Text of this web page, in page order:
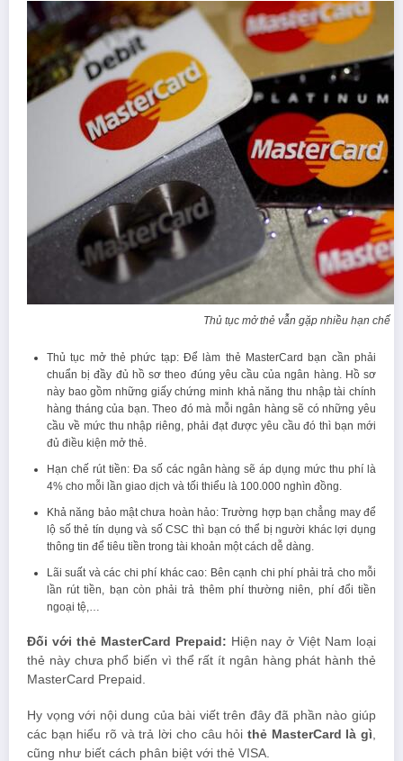
Thủ tục mở thẻ vẫn gặp nhiều hạn chế
Thủ tục mở thẻ phức tạp: Để làm thẻ MasterCard bạn cần phải
chuẩn bị đầy đủ hồ sơ theo đúng yêu cầu của ngân hàng. Hồ sơ
này bao gồm những giấy chứng minh khả năng thu nhập tài chính
hàng tháng của bạn. Theo đó mà mỗi ngân hàng sẽ có những yêu
cầu về mức thu nhập riêng, phải đạt được yêu cầu đó thì bạn mới
đủ điều kiện mở thẻ.
Hạn chế rút tiền: Đa số các ngân hàng sẽ áp dụng mức thu phí là
4% cho mỗi lần giao dịch và tối thiểu là 100.000 nghìn đồng.
Khả năng bảo mật chưa hoàn hảo: Trường hợp bạn chẳng may để
lộ số thẻ tín dụng và số CSC thì bạn có thể bị người khác lợi dụng
thông tin để tiêu tiền trong tài khoản một cách dễ dàng.
Lãi suất và các chi phí khác cao: Bên cạnh chi phí phải trả cho mỗi
lần rút tiền, bạn còn phải trả thêm phí thường niên, phí đổi tiền
ngoại tệ,…
Đối với thẻ MasterCard Prepaid: Hiện nay ở Việt Nam loại
thẻ này chưa phổ biến vì thể rất ít ngân hàng phát hành thẻ
MasterCard Prepaid.
Hy vọng với nội dung của bài viết trên đây đã phần nào giúp
các bạn hiểu rõ và trả lời cho câu hỏi thẻ MasterCard là gì
cũng như biết cách phân biệt với thẻ VISA.